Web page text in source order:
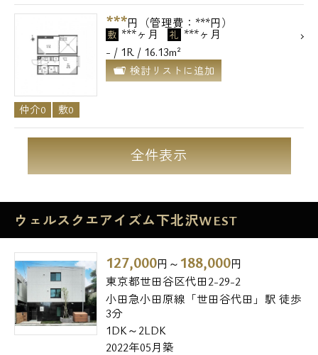
***円（管理費：***円）
敷 ***ヶ月 礼 ***ヶ月
- / 1R / 16.13m²
検討リストに追加
仲介0 敷0
全件表示
ウェルスクエアイズム下北沢WEST
127,000円～ 188,000円
東京都世田谷区代田2-29-2
小田急小田原線「世田谷代田」駅 徒歩
3分
1DK～2LDK
2022年05月築